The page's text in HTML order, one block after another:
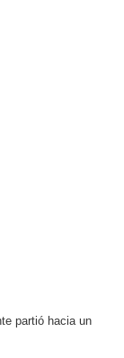
partió hacia un